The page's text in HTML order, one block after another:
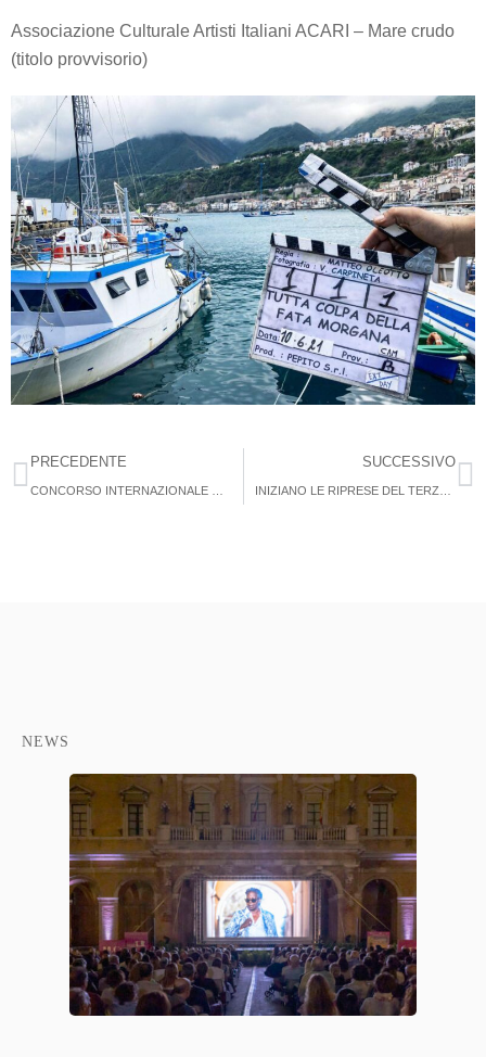
Associazione Culturale Artisti Italiani ACARI – Mare crudo
(titolo provvisorio)
PRECEDENTE SUCCESSIVO
NEWS